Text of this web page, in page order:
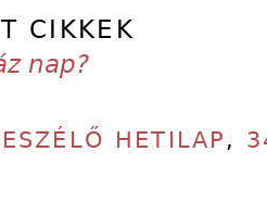
CIKKEK
nap?
HETILAP ,